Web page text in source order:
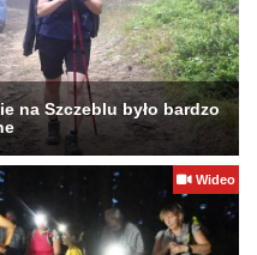
na Szczeblu było bardzo
Wideo